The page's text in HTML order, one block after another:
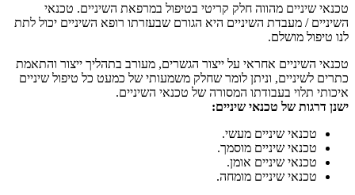
טכנאי שיניים מהווה חלק קריטי בטיפול במרפאת השיניים. טכנאי
השיניים / מעבדת השיניים היא הגורם שבעזרתו רופא השיניים יכול לתת
לנו טיפול מושלם.
טכנאי השיניים אחראי על ייצור הגשרים, מעורב בתהליך ייצור והתאמת
כתרים לשיניים, וניתן לומר שחלק משמעותי של כמעט כל טיפול שיניים
איכותי תלוי בעבודתו המסורה של טכנאי השיניים.
ישנן דרגות של טכנאי שיניים:
טכנאי שיניים מעשי.
טכנאי שיניים מוסמך.
טכנאי שיניים אומן.
טכנאי שיניים מומחה.